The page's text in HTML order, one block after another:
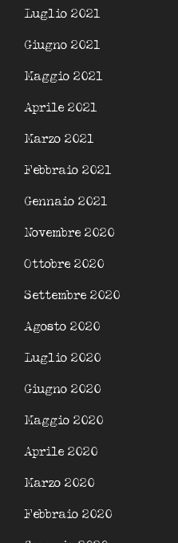
Luglio 2021
Giugno 2021
Maggio 2021
Aprile 2021
Marzo 2021
Febbraio 2021
Gennaio 2021
Novembre 2020
Ottobre 2020
Settembre 2020
Agosto 2020
Luglio 2020
Giugno 2020
Maggio 2020
Aprile 2020
Marzo 2020
Febbraio 2020